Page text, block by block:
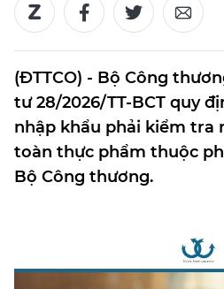
(ĐTTCO) - Bộ Công
tư 28/2026/TT-BCT quy
nhập khẩu phải kiểm tra
toàn thực phẩm thuộc
Bộ Công thương.